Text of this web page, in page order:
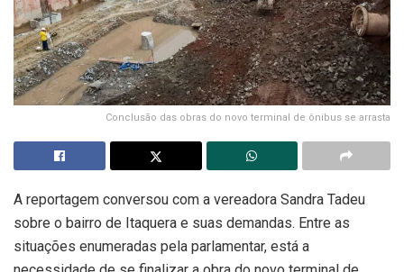
Conclusão das obras do novo terminal de ônibus se arrasta
A reportagem conversou com a vereadora Sandra Tadeu
sobre o bairro de Itaquera e suas demandas. Entre as
situações enumeradas pela parlamentar, está a